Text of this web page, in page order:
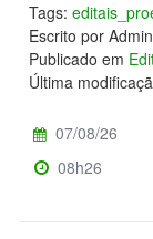
Tags:
Escrito por
Publicado em
Última
07/08/26
08h26